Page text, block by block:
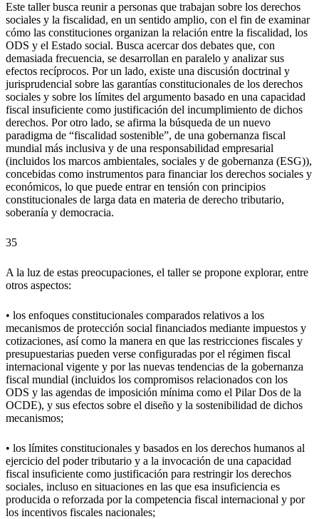
Este taller busca reunir a personas que trabajan sobre los derechos
sociales y la fiscalidad, en un sentido amplio, con el fin de examinar
cómo las constituciones organizan la relación entre la fiscalidad, los
ODS y el Estado social. Busca acercar dos debates que, con
demasiada frecuencia, se desarrollan en paralelo y analizar sus
efectos recíprocos. Por un lado, existe una discusión doctrinal y
jurisprudencial sobre las garantías constitucionales de los derechos
sociales y sobre los límites del argumento basado en una capacidad
fiscal insuficiente como justificación del incumplimiento de dichos
derechos. Por otro lado, se afirma la búsqueda de un nuevo
paradigma de “fiscalidad sostenible”, de una gobernanza fiscal
mundial más inclusiva y de una responsabilidad empresarial
(incluidos los marcos ambientales, sociales y de gobernanza (ESG)),
concebidas como instrumentos para financiar los derechos sociales y
económicos, lo que puede entrar en tensión con principios
constitucionales de larga data en materia de derecho tributario,
soberanía y democracia.
35
A la luz de estas preocupaciones, el taller se propone explorar, entre
otros aspectos:
• los enfoques constitucionales comparados relativos a los
mecanismos de protección social financiados mediante impuestos y
cotizaciones, así como la manera en que las restricciones fiscales y
presupuestarias pueden verse configuradas por el régimen fiscal
internacional vigente y por las nuevas tendencias de la gobernanza
fiscal mundial (incluidos los compromisos relacionados con los
ODS y las agendas de imposición mínima como el Pilar Dos de la
OCDE), y sus efectos sobre el diseño y la sostenibilidad de dichos
mecanismos;
• los límites constitucionales y basados en los derechos humanos al
ejercicio del poder tributario y a la invocación de una capacidad
fiscal insuficiente como justificación para restringir los derechos
sociales, incluso en situaciones en las que esa insuficiencia es
producida o reforzada por la competencia fiscal internacional y por
los incentivos fiscales nacionales;